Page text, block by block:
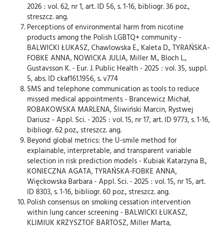
2026 : vol. 62, nr 1, art. ID 56, s. 1-16, bibliogr. 36 poz.,
streszcz. ang.
Perceptions of environmental harm from nicotine
products among the Polish LGBTQ+ community -
BALWICKI ŁUKASZ, Chawlowska E., Kaleta D., TYRAŃSKA-
FOBKE ANNA, NOWICKA JULIA, Miller M., Bloch L.,
Gustavsson K. - Eur. J. Public Health - 2025 : vol. 35, suppl.
5, abs. ID ckaf161.1956, s. v774
SMS and telephone communication as tools to reduce
missed medical appointments - Brancewicz Michał,
ROBAKOWSKA MARLENA, Śliwiński Marcin, Rystwej
Dariusz - Appl. Sci. - 2025 : vol. 15, nr 17, art. ID 9773, s. 1-16,
bibliogr. 62 poz., streszcz. ang.
Beyond global metrics: the U-smile method for
explainable, interpretable, and transparent variable
selection in risk prediction models - Kubiak Katarzyna B.,
KONIECZNA AGATA, TYRAŃSKA-FOBKE ANNA,
Więckowska Barbara - Appl. Sci. - 2025 : vol. 15, nr 15, art.
ID 8303, s. 1-16, bibliogr. 60 poz., streszcz. ang.
Polish consensus on smoking cessation intervention
within lung cancer screening - BALWICKI ŁUKASZ,
KLIMIUK KRZYSZTOF BARTOSZ, Miller Marta,